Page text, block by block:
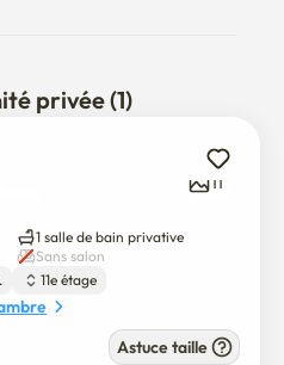
contact.
Enquête sur le tchat ci-
privée (1)
11
1 salle de bain privative
Sans salon
11e étage
Astuce taille